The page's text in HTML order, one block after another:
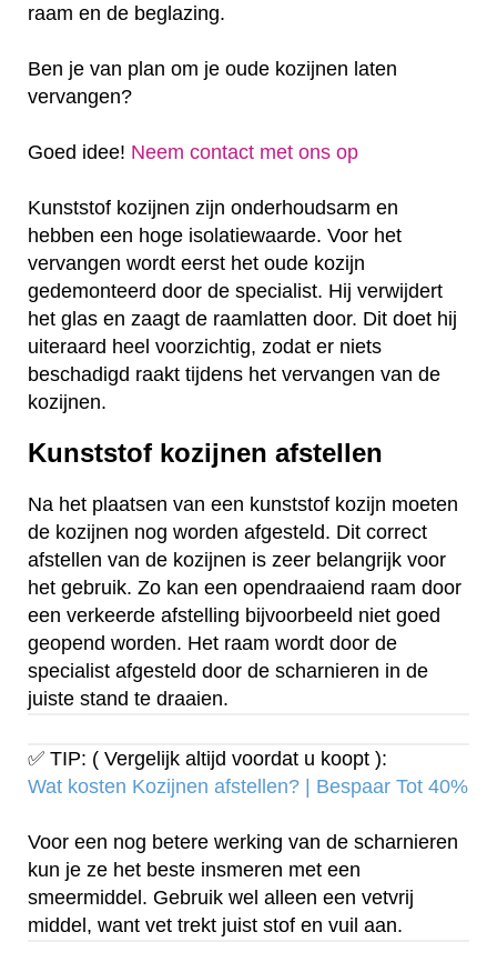
raam en de beglazing.
Ben je van plan om je oude kozijnen laten
vervangen?
Goed idee! Neem contact met ons op
Kunststof kozijnen zijn onderhoudsarm en
hebben een hoge isolatiewaarde. Voor het
vervangen wordt eerst het oude kozijn
gedemonteerd door de specialist. Hij verwijdert
het glas en zaagt de raamlatten door. Dit doet hij
uiteraard heel voorzichtig, zodat er niets
beschadigd raakt tijdens het vervangen van de
kozijnen.
Kunststof kozijnen afstellen
Na het plaatsen van een kunststof kozijn moeten
de kozijnen nog worden afgesteld. Dit correct
afstellen van de kozijnen is zeer belangrijk voor
het gebruik. Zo kan een opendraaiend raam door
een verkeerde afstelling bijvoorbeeld niet goed
geopend worden. Het raam wordt door de
specialist afgesteld door de scharnieren in de
juiste stand te draaien.
✅ TIP: ( Vergelijk altijd voordat u koopt ):
Wat kosten Kozijnen afstellen? | Bespaar Tot 40%‎
Voor een nog betere werking van de scharnieren
kun je ze het beste insmeren met een
smeermiddel. Gebruik wel alleen een vetvrij
middel, want vet trekt juist stof en vuil aan.